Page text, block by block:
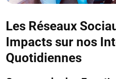
Les Réseaux
Impacts sur nos
Quotidiennes